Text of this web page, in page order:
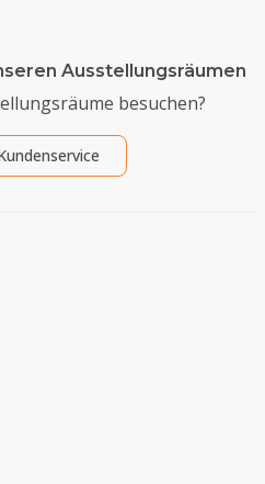
Ausstellungsräumen
besuchen?